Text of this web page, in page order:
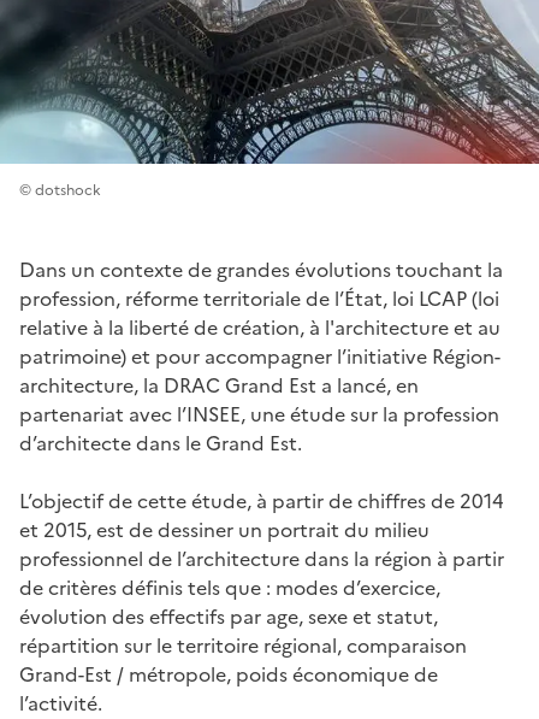
© dotshock
Dans un contexte de grandes évolutions touchant la
profession, réforme territoriale de l’État, loi LCAP (loi
relative à la liberté de création, à l'architecture et au
patrimoine) et pour accompagner l’initiative Région-
architecture, la DRAC Grand Est a lancé, en
partenariat avec l’INSEE, une étude sur la profession
d’architecte dans le Grand Est.
L’objectif de cette étude, à partir de chiffres de 2014
et 2015, est de dessiner un portrait du milieu
professionnel de l’architecture dans la région à partir
de critères définis tels que : modes d’exercice,
évolution des effectifs par age, sexe et statut,
répartition sur le territoire régional, comparaison
Grand-Est / métropole, poids économique de
l’activité.